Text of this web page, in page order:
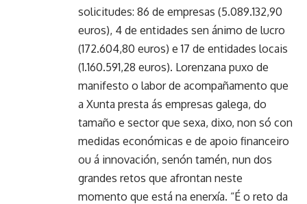
solicitudes: 86 de empresas (5.089.132,90
euros), 4 de entidades sen ánimo de lucro
(172.604,80 euros) e 17 de entidades locais
(1.160.591,28 euros). Lorenzana puxo de
manifesto o labor de acompañamento que
a Xunta presta ás empresas galega, do
tamaño e sector que sexa, dixo, non só con
medidas económicas e de apoio financeiro
ou á innovación, senón tamén, nun dos
grandes retos que afrontan neste
momento que está na enerxía. “É o reto da